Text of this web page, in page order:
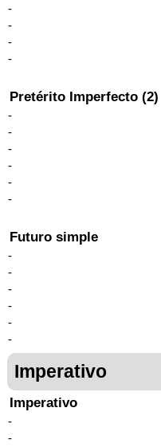
-
-
-
-
Pretérito Imperfecto (2)
-
-
-
-
-
-
Futuro simple
-
-
-
-
-
-
Imperativo
Imperativo
-
-